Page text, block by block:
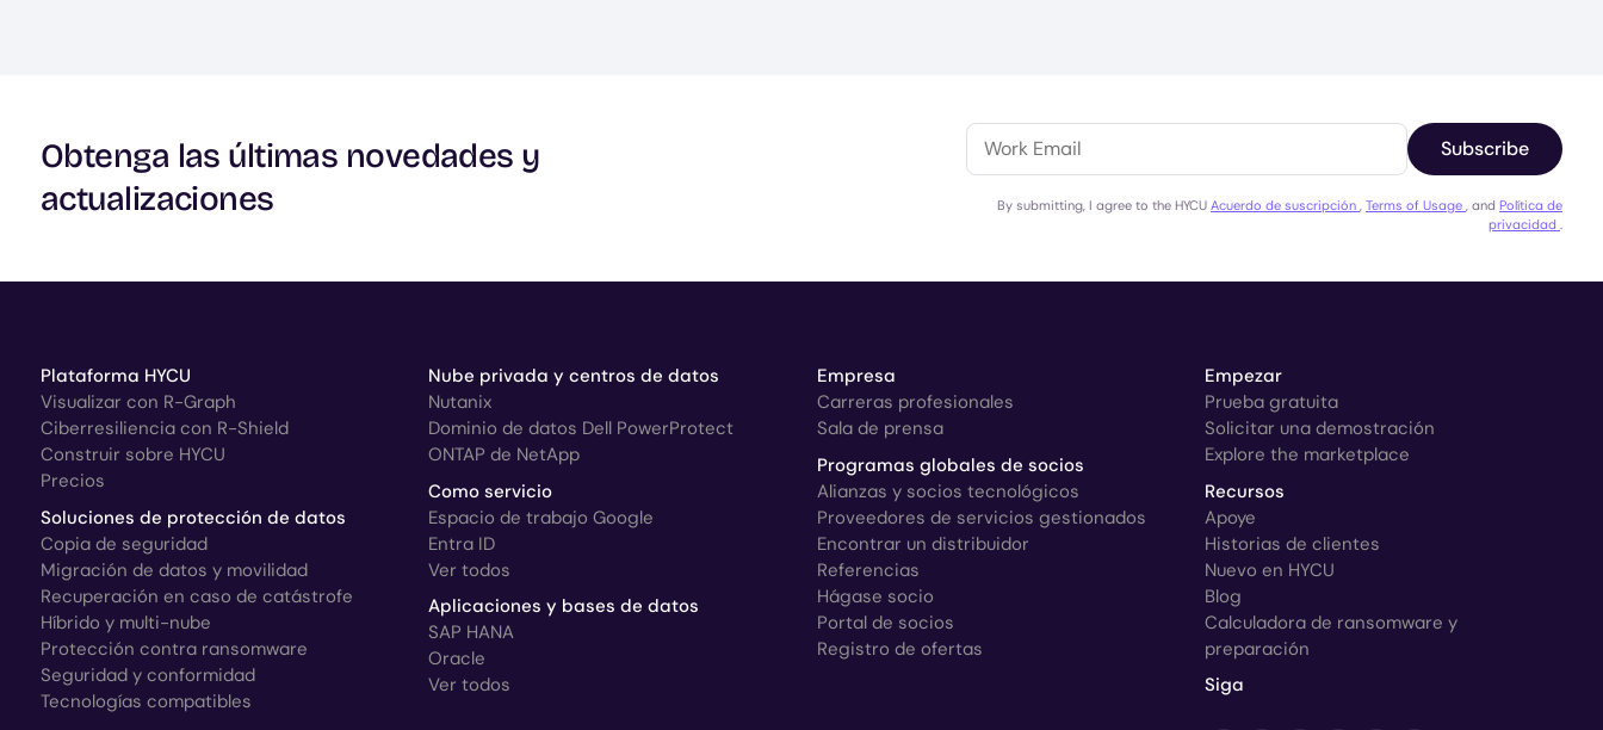
Obtenga las últimas novedades y
actualizaciones
Subscribe
By submitting, I agree to the HYCU Acuerdo de suscripción , Terms of Usage , and Política de
privacidad .
Plataforma HYCU
Visualizar con R-Graph
Ciberresiliencia con R-Shield
Construir sobre HYCU
Precios
Soluciones de protección de datos
Copia de seguridad
Migración de datos y movilidad
Recuperación en caso de catástrofe
Híbrido y multi-nube
Protección contra ransomware
Seguridad y conformidad
Tecnologías compatibles
Nube privada y centros de datos
Nutanix
Dominio de datos Dell PowerProtect
ONTAP de NetApp
Como servicio
Espacio de trabajo Google
Entra ID
Ver todos
Aplicaciones y bases de datos
SAP HANA
Oracle
Ver todos
Empresa
Carreras profesionales
Sala de prensa
Programas globales de socios
Alianzas y socios tecnológicos
Proveedores de servicios gestionados
Encontrar un distribuidor
Referencias
Hágase socio
Portal de socios
Registro de ofertas
Empezar
Prueba gratuita
Solicitar una demostración
Explore the marketplace
Recursos
Apoye
Historias de clientes
Nuevo en HYCU
Blog
Calculadora de ransomware y
preparación
Siga